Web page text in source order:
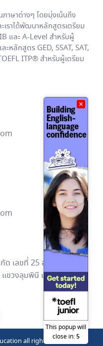
าษาต่างๆ โดยมุ่งเน้นถึง
เราได้พัฒนาหลักสูตรเตรียม
และ A-Level สำหรับผู้
หลักสูตร GED, SSAT, SAT,
ITP® สำหรับผู้เตรียม
เลขที่ 25 อาคารอัลม่า
ขวงลุมพินี เขตปทุมวัน
all rights reserved
×
This popup will
close in:5